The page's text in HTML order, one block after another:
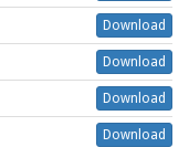
Download
Download
Download
Download